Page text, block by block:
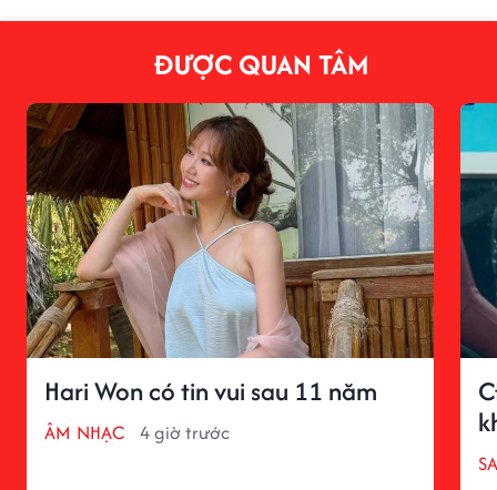
ĐƯỢC QUAN TÂM
Hari Won có tin vui sau 11 năm
ÂM NHẠC 4 giờ trước